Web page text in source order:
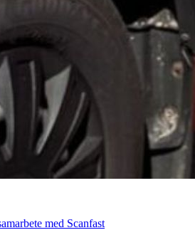
med Scanfast